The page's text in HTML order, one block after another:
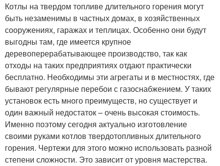
Котлы на твердом топливе длительного горения могут
быть незаменимы в частных домах, в хозяйственных
сооружениях, гаражах и теплицах. Особенно они будут
выгодны там, где имеется крупное
деревоперерабатывающее производство, так как
отходы на таких предприятиях отдают практически
бесплатно. Необходимы эти агрегаты и в местностях, где
бывают регулярные перебои с газоснабжением. У таких
установок есть много преимуществ, но существует и
один важный недостаток – очень высокая стоимость.
Именно поэтому сегодня актуально изготовление
своими руками котлов твердотопливных длительного
горения. Чертежи для этого можно использовать разной
степени сложности. Это зависит от уровня мастерства.